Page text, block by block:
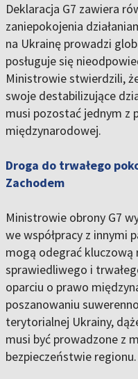
Deklaracja G7 zawiera
zaniepokojenia
na Ukrainę prowadzi
posługuje się
Ministrowie stwierdzili,
swoje destabilizujące
musi pozostać jednym z
międzynarodowej.
Droga do trwałego
Zachodem
Ministrowie obrony G7
we współpracy z innymi
mogą odegrać
sprawiedliwego i
oparciu o prawo
poszanowaniu
terytorialnej Ukrainy,
musi być prowadzone z
bezpieczeństwie regionu.